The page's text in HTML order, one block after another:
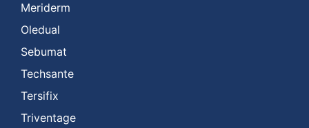
Meriderm
Oledual
Sebumat
Techsante
Tersifix
Triventage